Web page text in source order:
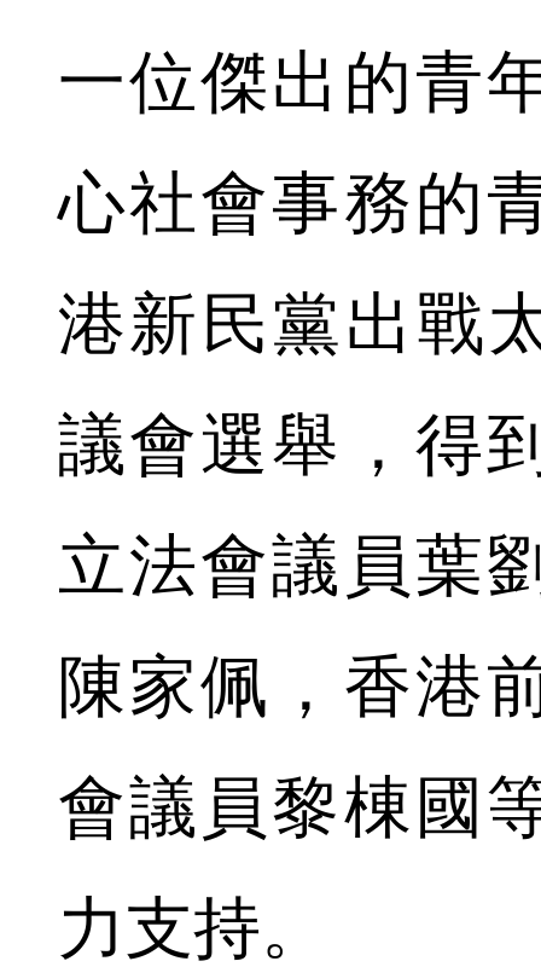
一位傑出的青
心社會事務的
港新民黨出戰
議會選舉，得
立法會議員葉
陳家佩，香港
會議員黎棟國
力支持。